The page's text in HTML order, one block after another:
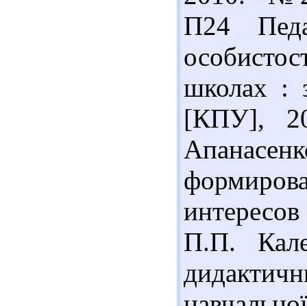
П24
школах :
[КПУ],
П.П.